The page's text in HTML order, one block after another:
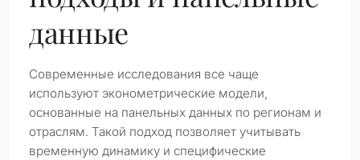
данные
Современные исследования все чаще
используют эконометрические модели,
основанные на панельных данных по регионам и
отраслям. Такой подход позволяет учитывать
временную динамику и специфические